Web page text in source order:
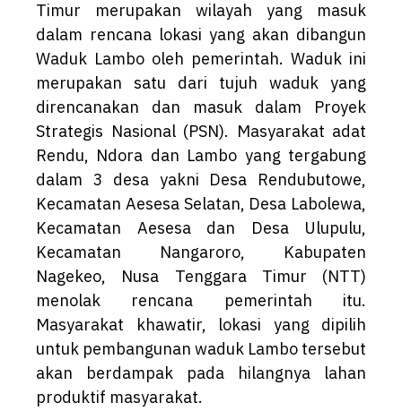
Timur merupakan wilayah yang masuk
dalam rencana lokasi yang akan dibangun
Waduk Lambo oleh pemerintah. Waduk ini
merupakan satu dari tujuh waduk yang
direncanakan dan masuk dalam Proyek
Strategis Nasional (PSN). Masyarakat adat
Rendu, Ndora dan Lambo yang tergabung
dalam 3 desa yakni Desa Rendubutowe,
Kecamatan Aesesa Selatan, Desa Labolewa,
Kecamatan Aesesa dan Desa Ulupulu,
Kecamatan Nangaroro, Kabupaten
Nagekeo, Nusa Tenggara Timur (NTT)
menolak rencana pemerintah itu.
Masyarakat khawatir, lokasi yang dipilih
untuk pembangunan waduk Lambo tersebut
akan berdampak pada hilangnya lahan
produktif masyarakat.